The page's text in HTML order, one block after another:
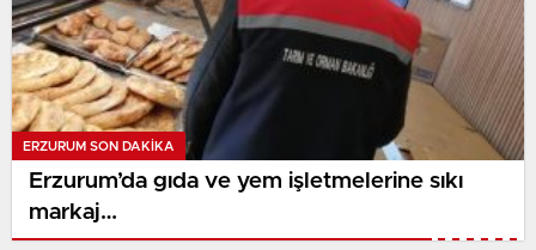
ERZURUM SON DAKİKA
Erzurum’da gıda ve yem işletmelerine sıkı
markaj…